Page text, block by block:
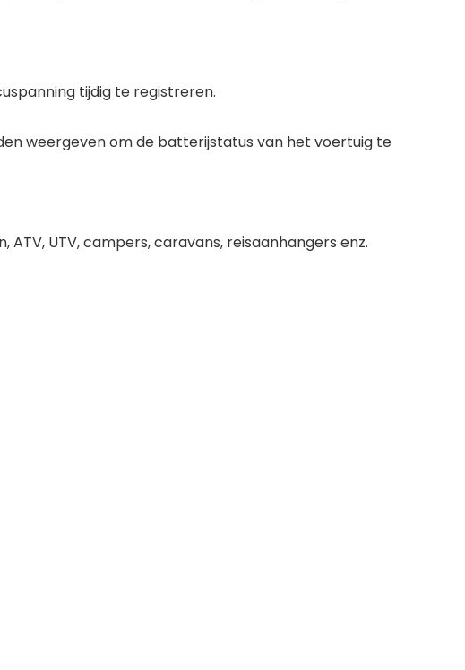
tijdig te registreren.
weergeven om de batterijstatus van het voertuig te
UTV, campers, caravans, reisaanhangers enz.